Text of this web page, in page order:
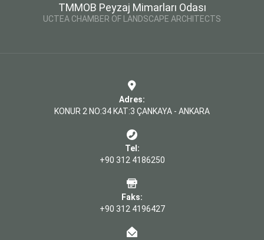
TMMOB Peyzaj Mimarları Odası
UCTEA CHAMBER OF LANDSCAPE ARCHITECTS
Adres:
KONUR 2 NO:34 KAT:3 ÇANKAYA - ANKARA
Tel:
+90 312 4186250
Faks:
+90 312 4196427